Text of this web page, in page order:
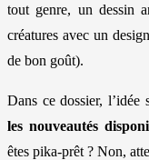
tout genre, un dessin
créatures avec un
de bon goût).
Dans ce dossier, l’idée
les nouveautés
êtes pika-prêt ? Non,